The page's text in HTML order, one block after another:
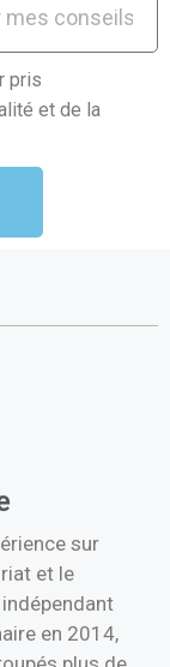
pris
et de la
sur
et le
en 2014,